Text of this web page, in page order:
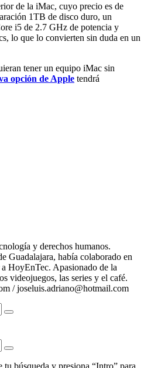
de la iMac, cuyo precio es de
1TB de disco duro, un
i5 de 2.7 GHz de potencia y
lo que lo convierten sin duda en un
tener un equipo iMac sin
opción de Apple tendrá
y derechos humanos.
Guadalajara, había colaborado en
HoyEnTec. Apasionado de la
videojuegos, las series y el café.
/ joseluis.adriano@hotmail.com